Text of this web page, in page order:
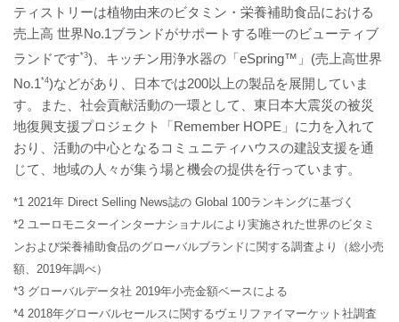
ティストリーは植物由来のビタミン・栄養補助食品における
売上高 世界No.1ブランドがサポートする唯一のビューティブ
ランドです*3)、キッチン用浄水器の「eSpring™」(売上高世界
No.1 *4)などがあり、日本では200以上の製品を展開していま
す。また、社会貢献活動の一環として、東日本大震災の被災
地復興支援プロジェクト「Remember HOPE」に力を入れて
おり、活動の中心となるコミュニティハウスの建設支援を通
じて、地域の人々が集う場と機会の提供を行っています。
*1 2021年 Direct Selling News誌の Global 100ランキングに基づく
*2 ユーロモニターインターナショナルにより実施された世界のビタミ
ンおよび栄養補助食品のグローバルブランドに関する調査より（総小売
額、2019年調べ）
*3 グローバルデータ社 2019年小売金額ベースによる
*4 2018年グローバルセールスに関するヴェリファイマーケット社調査